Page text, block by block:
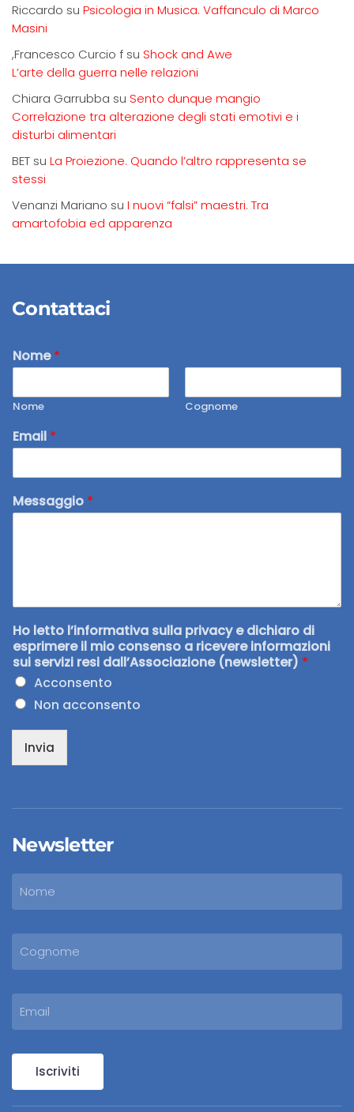
Riccardo su Psicologia in Musica. Vaffanculo di Marco
Masini
,Francesco Curcio f su Shock and Awe
L’arte della guerra nelle relazioni
Chiara Garrubba su Sento dunque mangio
Correlazione tra alterazione degli stati emotivi e i
disturbi alimentari
BET su La Proiezione. Quando l’altro rappresenta se
stessi
Venanzi Mariano su I nuovi “falsi” maestri. Tra
amartofobia ed apparenza
Contattaci
Nome*
Nome Cognome
Email *
Messaggio *
Ho letto l’informativa sulla privacy e dichiaro di
esprimere il mio consenso a ricevere informazioni
sui servizi resi dall’Associazione (newsletter) *
Acconsento
Non acconsento
Invia
Newsletter
Iscriviti